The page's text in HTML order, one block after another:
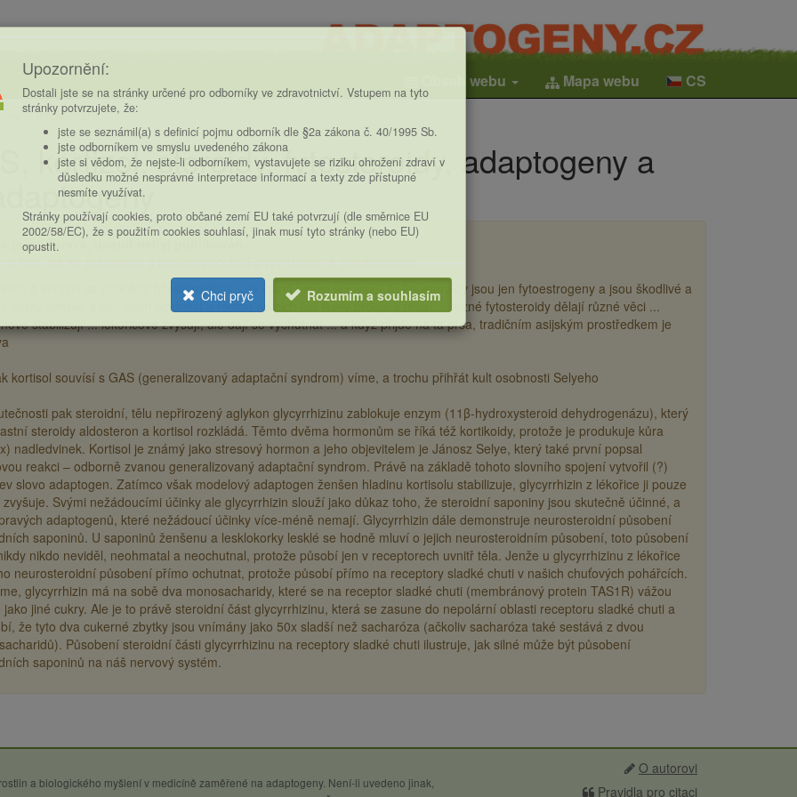
Obsah webu Mapa webu CS
Komentáře
kortizol, steroidy, fytosteroidy, adaptogeny a
je v přípravě, dosud nebyl publikován.
o tom, jak se aldosteron a kortisol podobají glycyrrhizinu a ginsenosidům
a kortisol se podobají fytosteroidům ... je úplná blbost si myslet že fytosteroidy jsou jen fytoestrogeny a jsou škodlivé a
z mužů ženské a ničí jejich plodnost a rostou od nich jen tlustý prdele a prsa. ... různé fytosteroidy dělají různé věci ...
stabilizují ... lékořicové zvyšují, ale dají se vychutnat ... a když přijde na ta prsa, tradičním asijským prostředkem je
kortisol souvísí s GAS (generalizovaný adaptační syndrom) víme, a trochu přihřát kult osobnosti Selyeho
pak steroidní, tělu nepřirozený aglykon glycyrrhizinu zablokuje enzym (11β-hydroxysteroid dehydrogenázu), který
steroidy aldosteron a kortisol rozkládá. Těmto dvěma hormonům se říká též kortikoidy, protože je produkuje kůra
nadledvinek. Kortisol je známý jako stresový hormon a jeho objevitelem je Jánosz Selye, který také první popsal
reakci – odborně zvanou generalizovaný adaptační syndrom. Právě na základě tohoto slovního spojení vytvořil (?)
slovo adaptogen. Zatímco však modelový adaptogen ženšen hladinu kortisolu stabilizuje, glycyrrhizin z lékořice ji pouze
Svými nežádoucími účinky ale glycyrrhizin slouží jako důkaz toho, že steroidní saponiny jsou skutečně účinné, a
adaptogenů, které nežádoucí účinky více-méně nemají. Glycyrrhizin dále demonstruje neurosteroidní působení
saponinů. U saponinů ženšenu a lesklokorky lesklé se hodně mluví o jejich neurosteroidním působení, toto působení
nikdo neviděl, neohmatal a neochutnal, protože působí jen v receptorech uvnitř těla. Jenže u glycyrrhizinu z lékořice
neurosteroidní působení přímo ochutnat, protože působí přímo na receptory sladké chuti v našich chuťových pohářcích.
glycyrrhizin má na sobě dva monosacharidy, které se na receptor sladké chuti (membránový protein TAS1R) vážou
jako jiné cukry. Ale je to právě steroidní část glycyrrhizinu, která se zasune do nepolární oblasti receptoru sladké chuti a
že tyto dva cukerné zbytky jsou vnímány jako 50x sladší než sacharóza (ačkoliv sacharóza také sestává z dvou
Působení steroidní části glycyrrhizinu na receptory sladké chuti ilustruje, jak silné může být působení
saponinů na náš nervový systém.
O autorovi
Pravidla pro citaci
a biologického myšlení v medicíně zaměřené na adaptogeny. Není-li uvedeno jinak,
Upozornění:
Dostali jste se na stránky určené pro odborníky ve zdravotnictví. Vstupem na tyto
stránky potvrzujete, že:
jste se seznámil(a) s definicí pojmu odborník dle §2a zákona č. 40/1995 Sb.
jste odborníkem ve smyslu uvedeného zákona
jste si vědom, že nejste-li odborníkem, vystavujete se riziku ohrožení zdraví v
důsledku možné nesprávné interpretace informací a texty zde přístupné
nesmíte využívat.
Stránky používají cookies, proto občané zemí EU také potvrzují (dle směrnice EU
2002/58/EC), že s použitím cookies souhlasí, jinak musí tyto stránky (nebo EU)
opustit.
Chci pryč Rozumím a souhlasím